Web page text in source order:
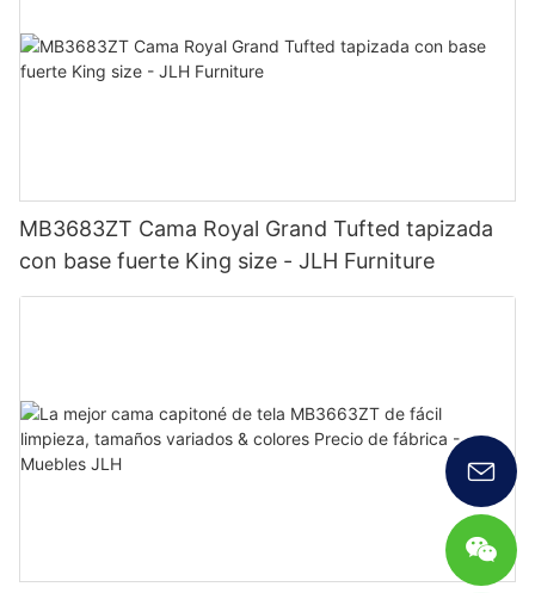
MB3683ZT Cama Royal Grand Tufted tapizada
con base fuerte King size - JLH Furniture